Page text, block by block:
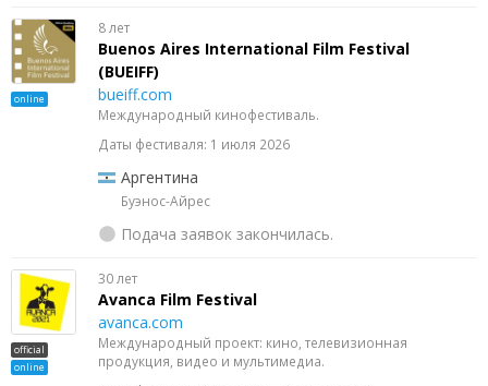
online
8 лет
Buenos Aires International Film Festival
(BUEIFF)
bueiff.com
Международный кинофестиваль.
Даты фестиваля: 1 июля 2026
Аргентина
Буэнос-Айрес
Подача заявок закончилась.
official
online
30 лет
Avanca Film Festival
avanca.com
Международный проект: кино, телевизионная
продукция, видео и мультимедиа.